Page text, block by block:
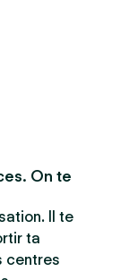
On te
Il te
ta
centres